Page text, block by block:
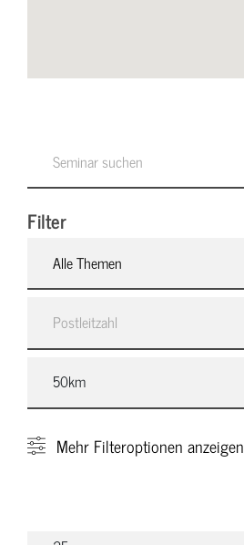
Filter
Alle Themen
Mehr Filteroptionen anzeigen